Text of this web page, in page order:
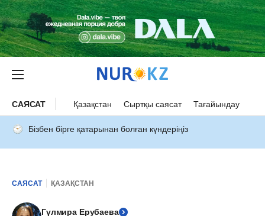
САЯСАТ Қазақстан Сыртқы саясат Тағайындау
Бізбен бірге қатарынан болған күндеріңіз
САЯСАТ ҚАЗАҚСТАН
Гүлмира Ерубаева